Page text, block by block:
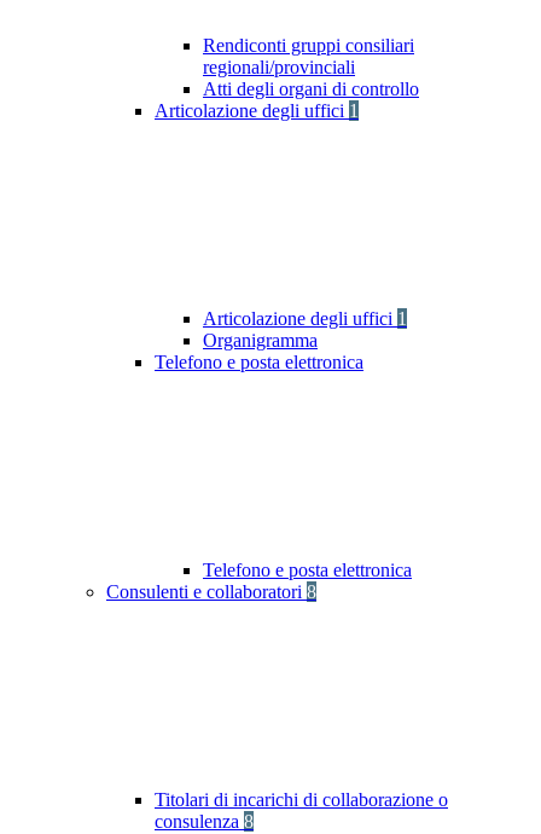
Rendiconti gruppi consiliari
regionali/provinciali
Atti degli organi di controllo
Articolazione degli uffici 1
Articolazione degli uffici 1
Organigramma
Telefono e posta elettronica
Telefono e posta elettronica
Consulenti e collaboratori 8
Titolari di incarichi di collaborazione o
consulenza 8